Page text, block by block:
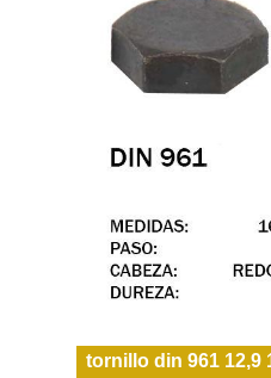
tornillo din 961 12,9